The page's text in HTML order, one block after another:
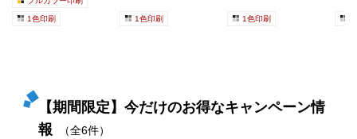
1色印刷 1色印刷 1色印刷
【期間限定】今だけのお得なキャンペーン情
報
（全6件）